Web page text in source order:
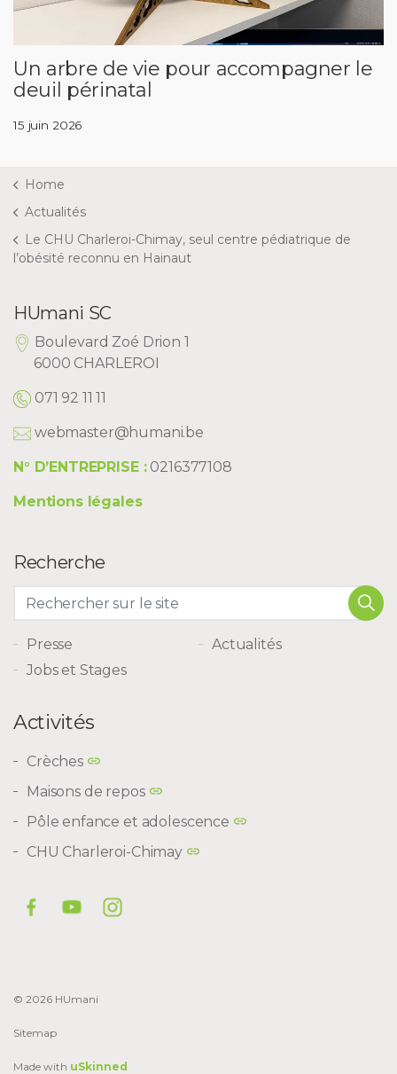
Un arbre de vie pour accompagner le
deuil périnatal
15 juin 2026
Home
Actualités
Le CHU Charleroi-Chimay, seul centre pédiatrique de
l’obésité reconnu en Hainaut
HUmani SC
Boulevard Zoé Drion 1
6000 CHARLEROI
071 92 11 11
webmaster@humani.be
N° D’ENTREPRISE :0216377108
Mentions légales
Recherche
Presse
Actualités
Jobs et Stages
Activités
Crèches
Maisons de repos
Pôle enfance et adolescence
CHU Charleroi-Chimay
© 2026 HUmani
Sitemap
Made with uSkinned